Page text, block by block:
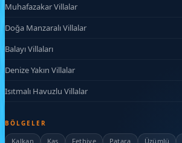
Muhafazakar Villalar
Doğa Manzaralı Villalar
Balayı Villaları
Denize Yakın Villalar
Isıtmalı Havuzlu Villalar
BÖLGELER
Kalkan Kaş Fethiye Patara Üzümlü